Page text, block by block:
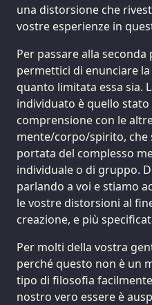
una distorsione che
vostre esperienze in
Per passare alla
permettici di enunciare
quanto limitata essa sia.
individuato è quello
comprensione con le
mente/corpo/spirito, che
portata del complesso
individuale o di gruppo.
parlando a voi e stiamo
le vostre distorsioni al
creazione, e più
Per molti della vostra
perché questo non è un
tipo di filosofia
nostro vero essere è